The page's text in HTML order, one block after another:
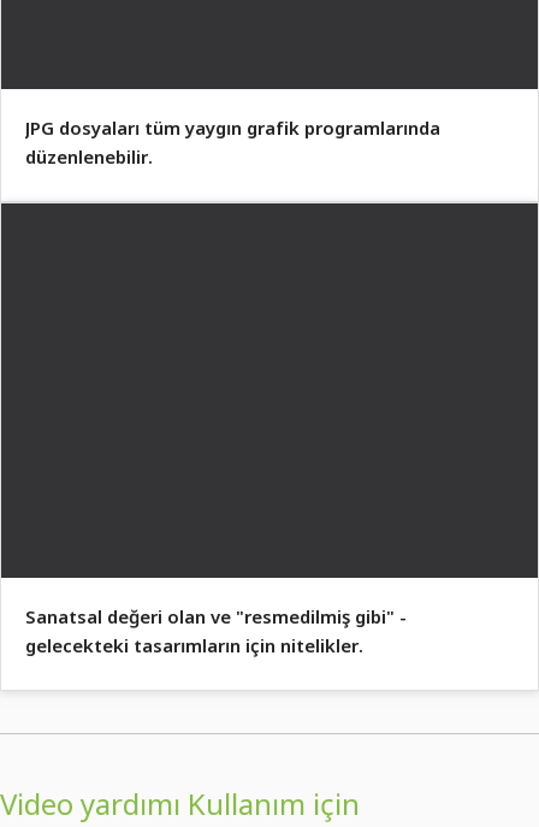
JPG dosyaları tüm yaygın grafik programlarında
düzenlenebilir.
Sanatsal değeri olan ve "resmedilmiş gibi" -
gelecekteki tasarımların için nitelikler.
Video yardımı Kullanım için